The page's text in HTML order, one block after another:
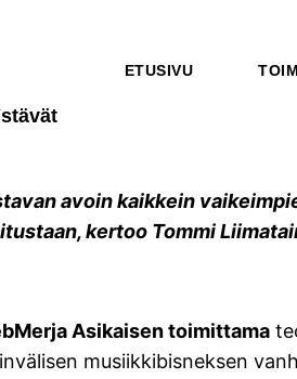
ETUSIVU
avoin kaikkein
kertoo Tommi
Merja Asikaisen toimittama
musiikkibisneksen